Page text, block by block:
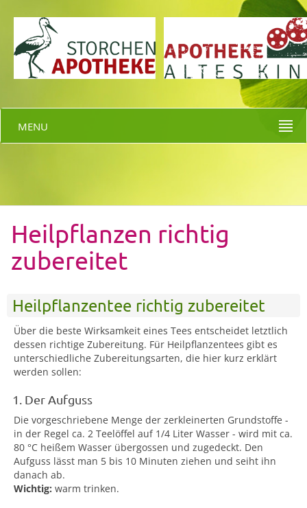
MENU
Heilpflanzen richtig
zubereitet
Heilpflanzentee richtig zubereitet
Über die beste Wirksamkeit eines Tees entscheidet letztlich
dessen richtige Zubereitung. Für Heilpflanzentees gibt es
unterschiedliche Zubereitungsarten, die hier kurz erklärt
werden sollen:
1. Der Aufguss
Die vorgeschriebene Menge der zerkleinerten Grundstoffe -
in der Regel ca. 2 Teelöffel auf 1/4 Liter Wasser - wird mit ca.
80 °C heißem Wasser übergossen und zugedeckt. Den
Aufguss lässt man 5 bis 10 Minuten ziehen und seiht ihn
danach ab.
Wichtig: warm trinken.